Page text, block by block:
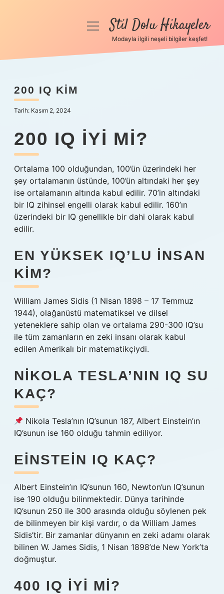
Anasayfa
Yasal Uyarı
menüyüStil Dolu Hikayeler
Modayla ilgili neşeli bilgiler keşfet!
200 IQ KIM
Tarih: Kasım 2, 2024
200 IQ IYI MI?
Ortalama 100 olduğundan, 100’ün üzerindeki her
şey ortalamanın üstünde, 100’ün altındaki her şey
ise ortalamanın altında kabul edilir. 70’in altındaki
bir IQ zihinsel engelli olarak kabul edilir. 160’ın
üzerindeki bir IQ genellikle bir dahi olarak kabul
edilir.
EN YÜKSEK IQ’LU INSAN
KIM?
William James Sidis (1 Nisan 1898 – 17 Temmuz
1944), olağanüstü matematiksel ve dilsel
yeteneklere sahip olan ve ortalama 290-300 IQ’su
ile tüm zamanların en zeki insanı olarak kabul
edilen Amerikalı bir matematikçiydi.
NIKOLA TESLA’NIN IQ SU
KAÇ?
Nikola Tesla’nın IQ’sunun 187, Albert Einstein’ın
IQ’sunun ise 160 olduğu tahmin ediliyor.
EINSTEIN IQ KAÇ?
Albert Einstein’ın IQ’sunun 160, Newton’un IQ’sunun
ise 190 olduğu bilinmektedir. Dünya tarihinde
IQ’sunun 250 ile 300 arasında olduğu söylenen pek
de bilinmeyen bir kişi vardır, o da William James
Sidis’tir. Bir zamanlar dünyanın en zeki adamı olarak
bilinen W. James Sidis, 1 Nisan 1898’de New York’ta
doğmuştur.
400 IQ IYI MI?